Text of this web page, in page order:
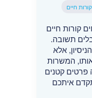
קורות חיים
קורות חיים
תשובה.
אלא
המשרות
פרטים קטנים
איתכם